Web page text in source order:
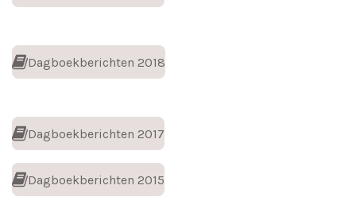
Dagboekberichten 2018
Dagboekberichten 2017
Dagboekberichten 2015